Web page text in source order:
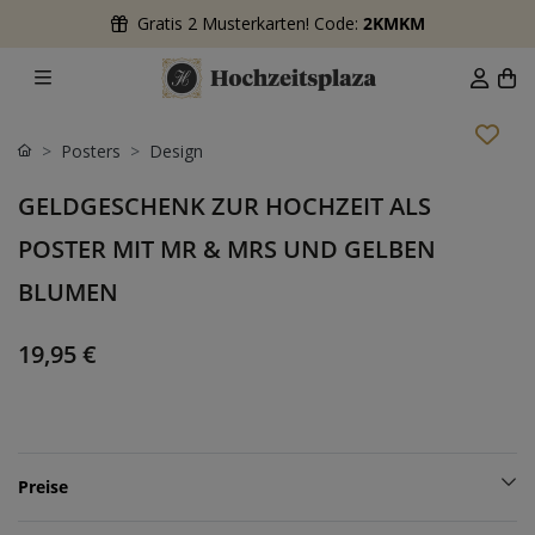
Gratis 2 Musterkarten! Code: 2KMKM
Posters Design
GELDGESCHENK ZUR HOCHZEIT ALS
POSTER MIT MR & MRS UND GELBEN
BLUMEN
19,95 €
Preise